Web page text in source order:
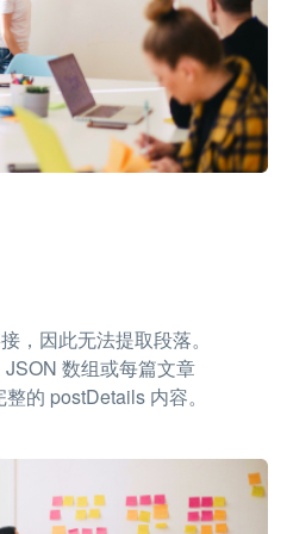
，因此无法提取段落。
数组或每篇文章
的 postDetails 内容。